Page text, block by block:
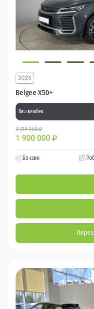
Belgee X50+
2026
Ваш кешбек
2 319 990 ₽
1 900 000 ₽
Бензин